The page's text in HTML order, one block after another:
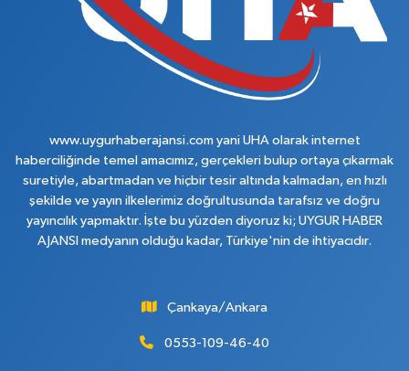
www.uygurhaberajansi.com yani UHA olarak internet
haberciliğinde temel amacımız, gerçekleri bulup ortaya çıkarmak
suretiyle, abartmadan ve hiçbir tesir altında kalmadan, en hızlı
şekilde ve yayın ilkelerimiz doğrultusunda tarafsız ve doğru
yayıncılık yapmaktır. İşte bu yüzden diyoruz ki; UYGUR HABER
AJANSI medyanın olduğu kadar, Türkiye'nin de ihtiyacıdır.
Çankaya/Ankara
0553-109-46-40